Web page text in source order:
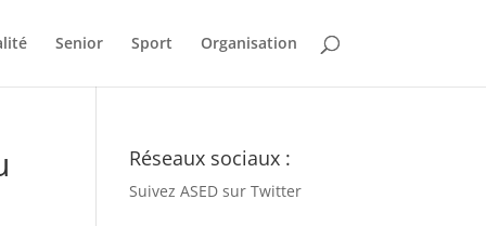
Senior Sport Organisation
Réseaux sociaux :
Suivez ASED sur Twitter